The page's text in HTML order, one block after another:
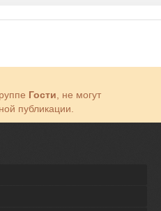
Гости, не могут
публикации.